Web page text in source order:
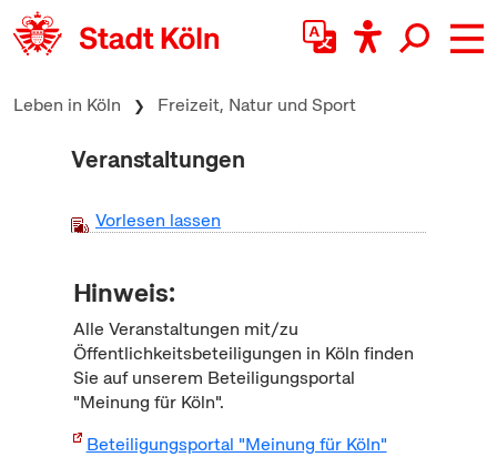
zum Inhalt springen
Leben in Köln Freizeit, Natur und Sport
Veranstaltungen
Vorlesen lassen
Hinweis:
Alle Veranstaltungen mit/zu
Öffentlichkeitsbeteiligungen in Köln finden
Sie auf unserem Beteiligungsportal
"Meinung für Köln".
Beteiligungsportal "Meinung für Köln"